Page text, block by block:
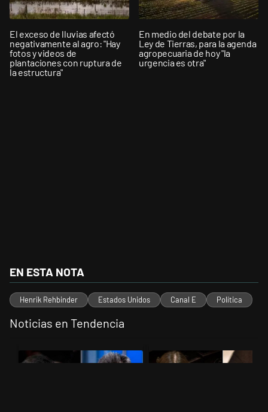
El exceso de lluvias afectó
negativamente al agro: "Hay
fotos y videos de
plantaciones con ruptura de
la estructura"
En medio del debate por la
Ley de Tierras, para la agenda
agropecuaria de hoy "la
urgencia es otra"
EN ESTA NOTA
Henrik Rehbinder Estados Unidos Canal E Política
Noticias en Tendencia
Un artículo de tendencia con el título "Los gobernadores marcan
Un artículo de tendencia con